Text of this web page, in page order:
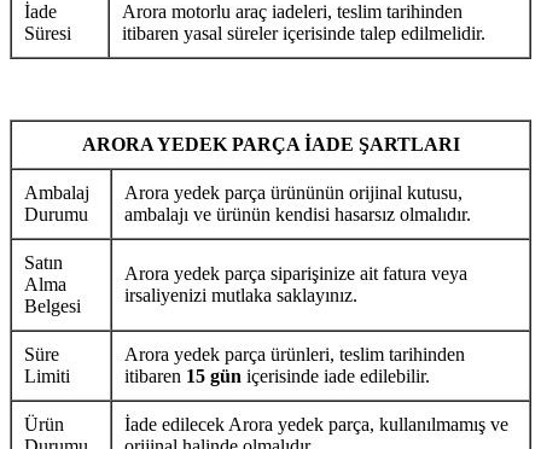
İade
Süresi
Arora motorlu araç iadeleri, teslim tarihinden
itibaren yasal süreler içerisinde talep edilmelidir.
ARORA YEDEK PARÇA İADE ŞARTLARI
Ambalaj
Durumu
Arora yedek parça ürününün orijinal kutusu,
ambalajı ve ürünün kendisi hasarsız olmalıdır.
Satın
Alma
Belgesi
Arora yedek parça siparişinize ait fatura veya
irsaliyenizi mutlaka saklayınız.
Süre
Limiti
Arora yedek parça ürünleri, teslim tarihinden
itibaren 15 gün içerisinde iade edilebilir.
Ürün
İade edilecek Arora yedek parça, kullanılmamış ve